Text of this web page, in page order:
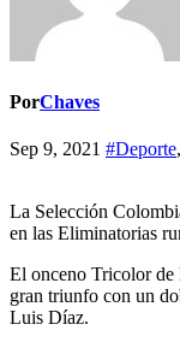
PorChaves
Sep 9, 2021 #Deporte,
La Selección
en las Eliminatorias
El onceno Tricolor de
gran triunfo con un
Luis Díaz.